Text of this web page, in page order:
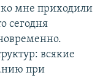
ко мне приходили
сегодня
всякие
при